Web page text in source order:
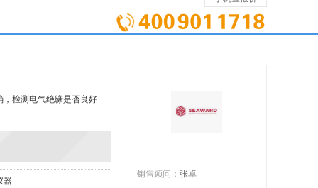
，检测电气绝缘是否良好
器
销售顾问： 张卓